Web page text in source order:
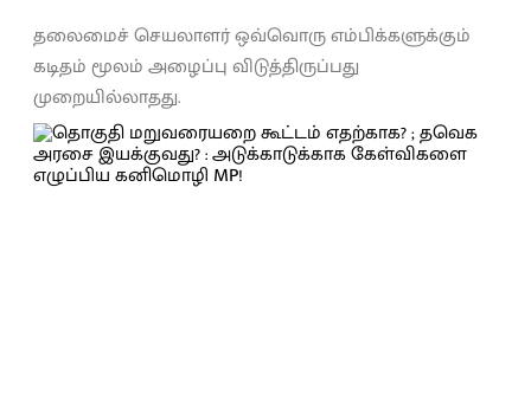
தலைமைச் செயலாளர் ஒவ்வொரு எம்பிக்களுக்கும்
கடிதம் மூலம் அழைப்பு விடுத்திருப்பது
முறையில்லாதது.